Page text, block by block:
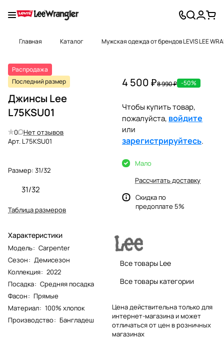
Главная Каталог Мужская одежда от брендов LEVIS LEE
Распродажа
Последний размер
Джинсы Lee
L75KSU01
0
Нет отзывов
Арт. L75KSU01
Размер: 31/32
31/32
Таблица размеров
Характеристики
Модель: Carpenter
Сезон: Демисезон
Коллекция: 2022
Посадка: Средняя посадка
Фасон: Прямые
Материал: 100% хлопок
Производство: Бангладеш
4 500 ₽8 990 ₽ -50%
Чтобы купить товар,
пожалуйста, войдите
или
зарегистрируйтесь.
Мало
Рассчитать доставку
Скидка по
предоплате 5%
Все товары Lee
Все товары категории
Цена действительна только для
интернет-магазина и может
отличаться от цен в розничных
магазинах